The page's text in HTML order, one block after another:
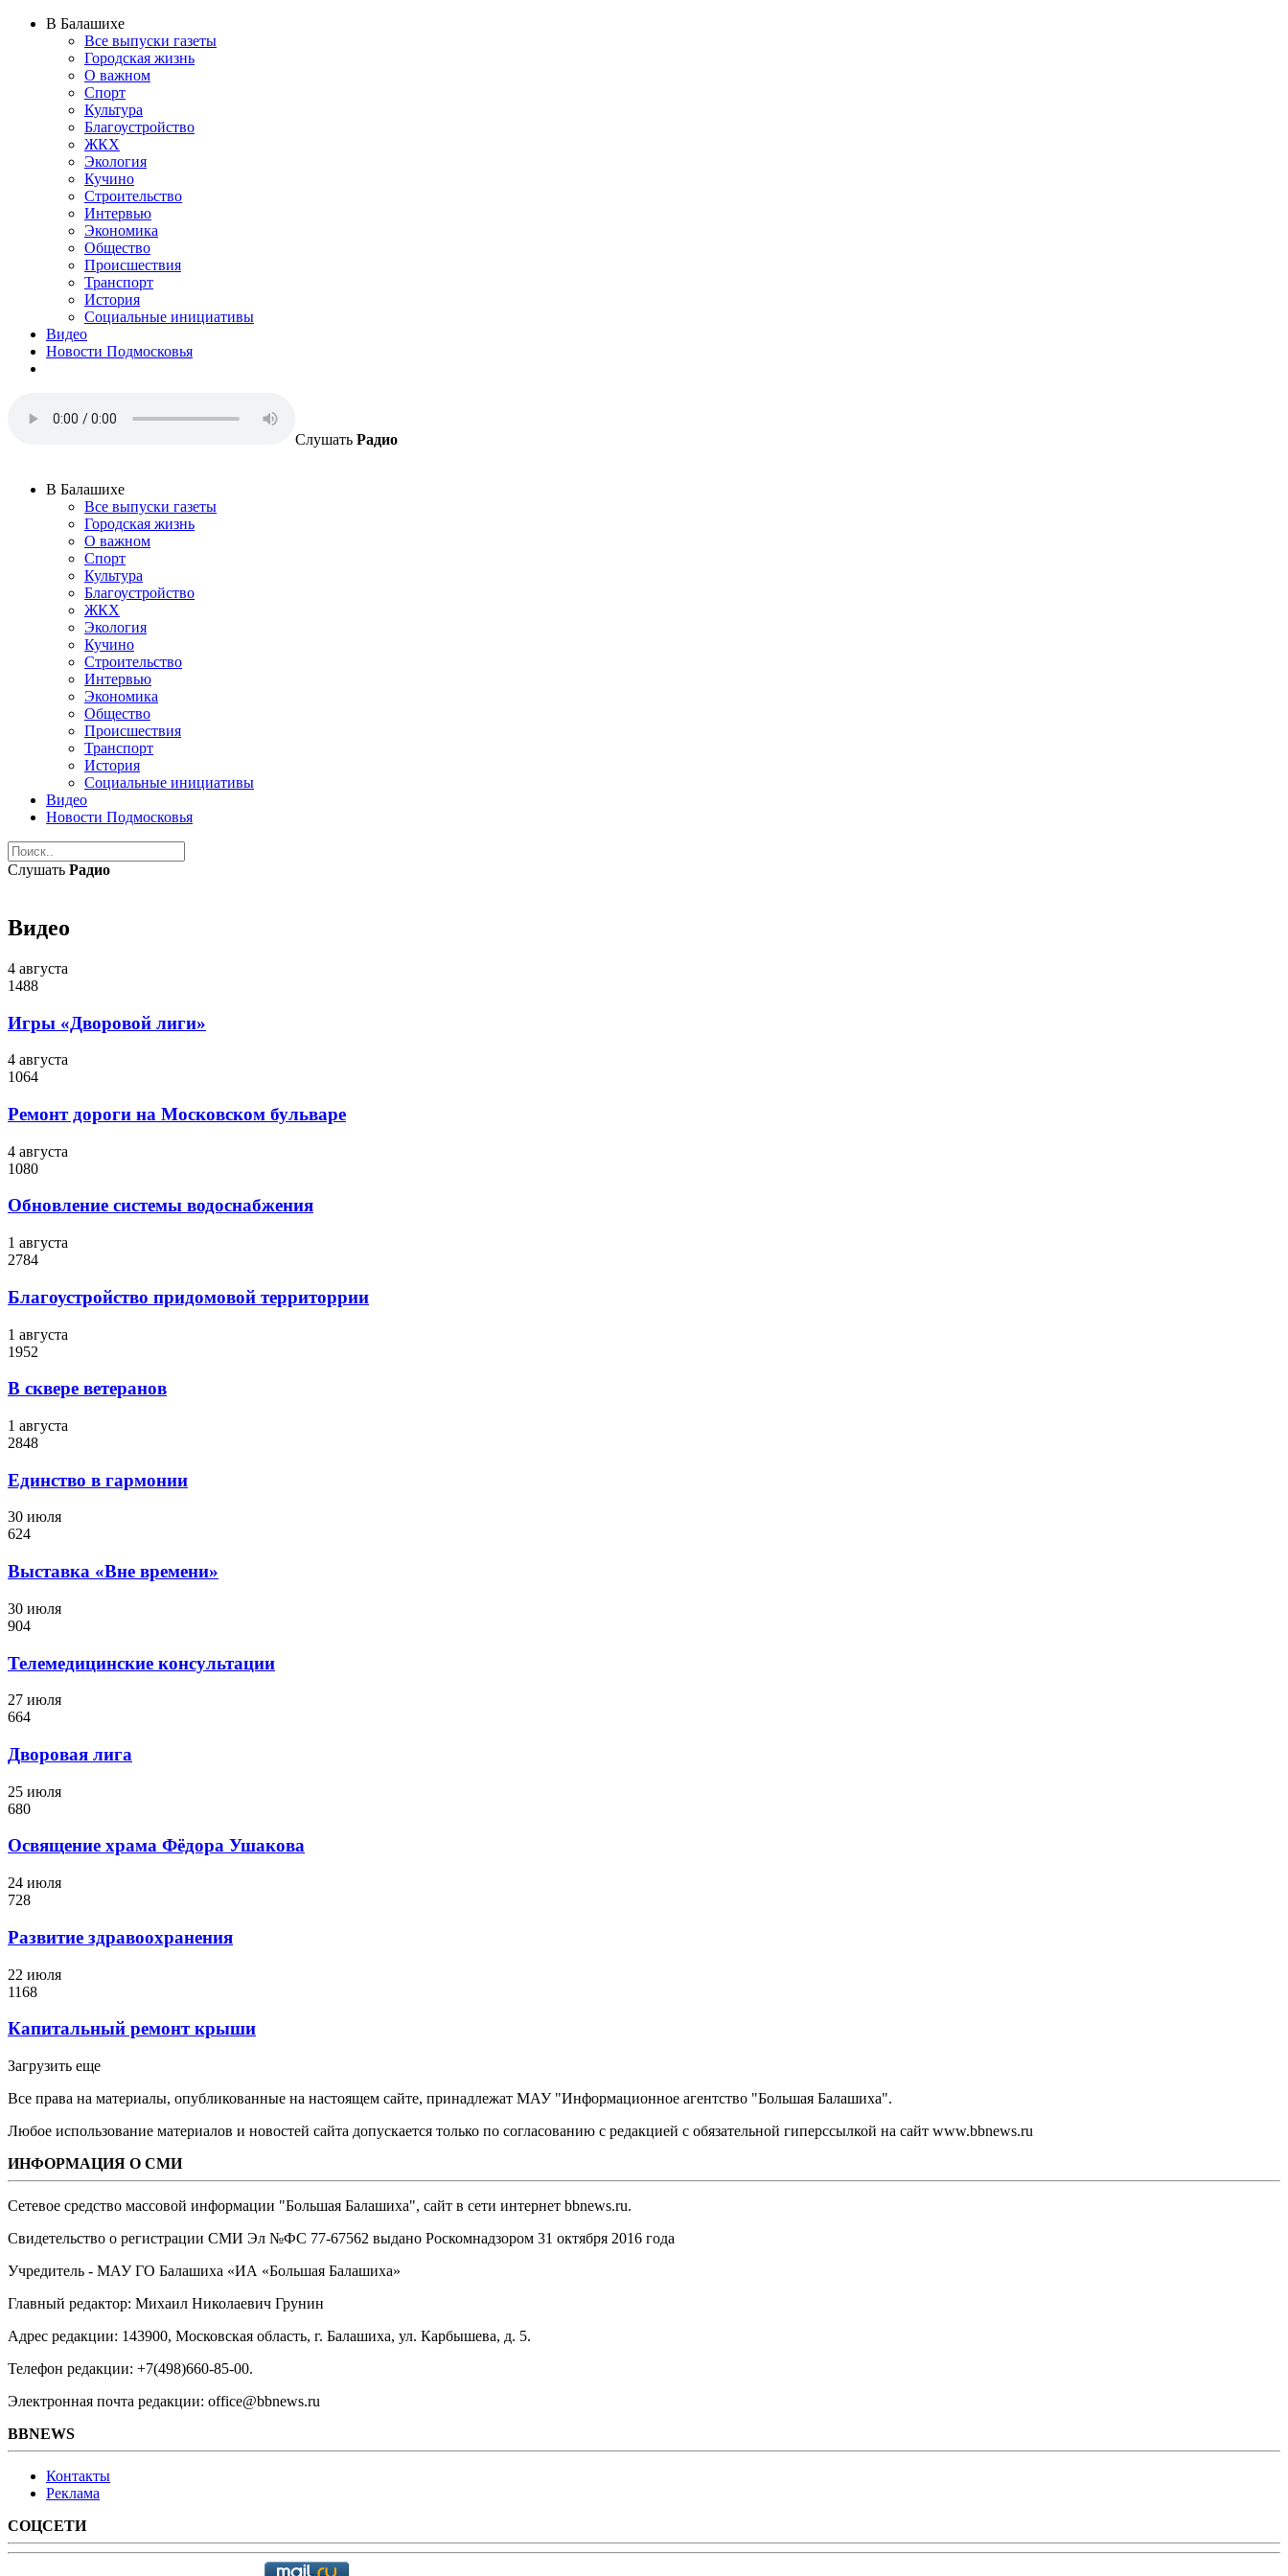
В Балашихе
Все выпуски газеты
Городская жизнь
О важном
Спорт
Культура
Благоустройство
ЖКХ
Экология
Кучино
Строительство
Интервью
Экономика
Общество
Происшествия
Транспорт
История
Социальные инициативы
Видео
Новости Подмосковья
Слушать Радио
В Балашихе
Все выпуски газеты
Городская жизнь
О важном
Спорт
Культура
Благоустройство
ЖКХ
Экология
Кучино
Строительство
Интервью
Экономика
Общество
Происшествия
Транспорт
История
Социальные инициативы
Видео
Новости Подмосковья
Слушать Радио
Видео
4 августа
1488
Игры «Дворовой лиги»
4 августа
1064
Ремонт дороги на Московском бульваре
4 августа
1080
Обновление системы водоснабжения
1 августа
2784
Благоустройство придомовой территоррии
1 августа
1952
В сквере ветеранов
1 августа
2848
Единство в гармонии
30 июля
624
Выставка «Вне времени»
30 июля
904
Телемедицинские консультации
27 июля
664
Дворовая лига
25 июля
680
Освящение храма Фёдора Ушакова
24 июля
728
Развитие здравоохранения
22 июля
1168
Капитальный ремонт крыши
Загрузить еще
Все права на материалы, опубликованные на настоящем сайте, принадлежат МАУ "Информационное агентство "Большая Балашиха".
Любое использование материалов и новостей сайта допускается только по согласованию с редакцией с обязательной гиперссылкой на сайт www.bbnews.ru
ИНФОРМАЦИЯ О СМИ
Сетевое средство массовой информации "Большая Балашиха", сайт в сети интернет bbnews.ru.
Свидетельство о регистрации СМИ Эл №ФС ‎77-67562 выдано Роскомнадзором 31 октября 2016 года
Учредитель - МАУ ГО Балашиха «ИА «Большая Балашиха»
Главный редактор: Михаил Николаевич Грунин
Адрес редакции: 143900, Московская область, г. Балашиха, ул. Карбышева, д. 5.
Телефон редакции: +7(498)660-85-00.
Электронная почта редакции: office@bbnews.ru
BBNEWS
Контакты
Реклама
СОЦСЕТИ